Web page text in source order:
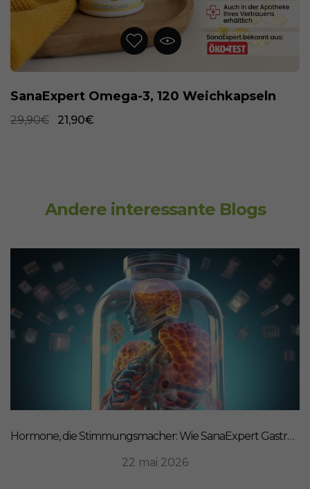
SanaExpert Omega-3, 120 Weichkapseln
29,90€ 21,90€
Andere interessante Blogs
Hormone, die Stimmungsmacher: Wie SanaExpert Gastro Forte Ihre Darm-Hirn-Verbindung unterstützt
22 mai 2026